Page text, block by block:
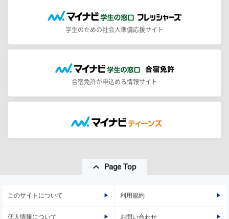
学生のための社会人準備応援サイト
合宿免許が申込める情報サイト
Page Top
このサイトについて 利用規約
個人情報について お問い合わせ